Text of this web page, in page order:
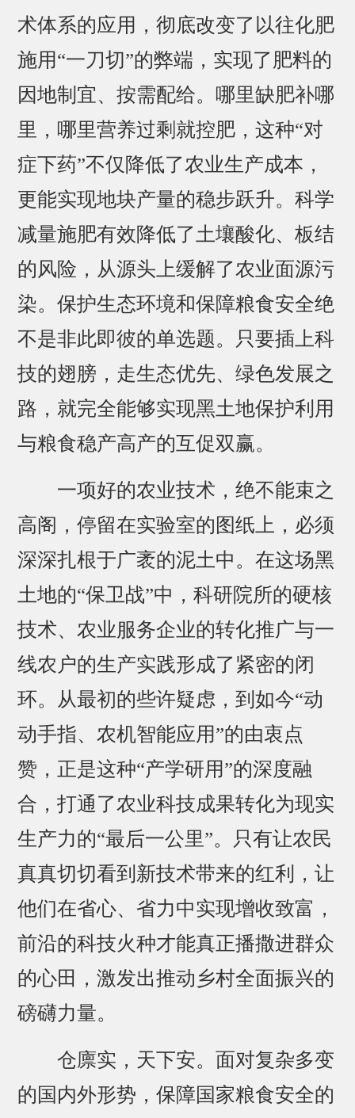
术体系的应用，彻底改变了以往化肥
施用“一刀切”的弊端，实现了肥料的
因地制宜、按需配给。哪里缺肥补哪
里，哪里营养过剩就控肥，这种“对
症下药”不仅降低了农业生产成本，
更能实现地块产量的稳步跃升。科学
减量施肥有效降低了土壤酸化、板结
的风险，从源头上缓解了农业面源污
染。保护生态环境和保障粮食安全绝
不是非此即彼的单选题。只要插上科
技的翅膀，走生态优先、绿色发展之
路，就完全能够实现黑土地保护利用
与粮食稳产高产的互促双赢。
一项好的农业技术，绝不能束之
高阁，停留在实验室的图纸上，必须
深深扎根于广袤的泥土中。在这场黑
土地的“保卫战”中，科研院所的硬核
技术、农业服务企业的转化推广与一
线农户的生产实践形成了紧密的闭
环。从最初的些许疑虑，到如今“动
动手指、农机智能应用”的由衷点
赞，正是这种“产学研用”的深度融
合，打通了农业科技成果转化为现实
生产力的“最后一公里”。只有让农民
真真切切看到新技术带来的红利，让
他们在省心、省力中实现增收致富，
前沿的科技火种才能真正播撒进群众
的心田，激发出推动乡村全面振兴的
磅礴力量。
仓廪实，天下安。面对复杂多变
的国内外形势，保障国家粮食安全的